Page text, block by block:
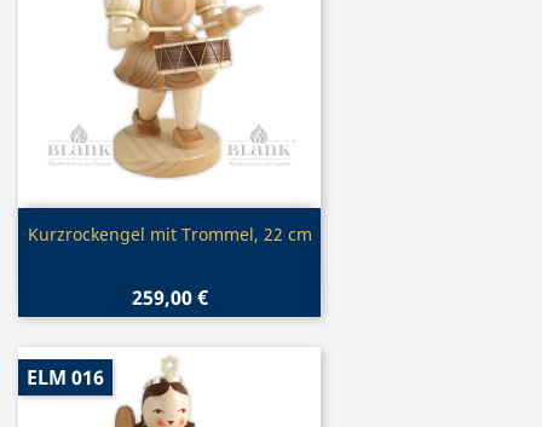
Vorschau
Kurzrockengel mit Trommel, 22 cm
259,00 €
ELM 016